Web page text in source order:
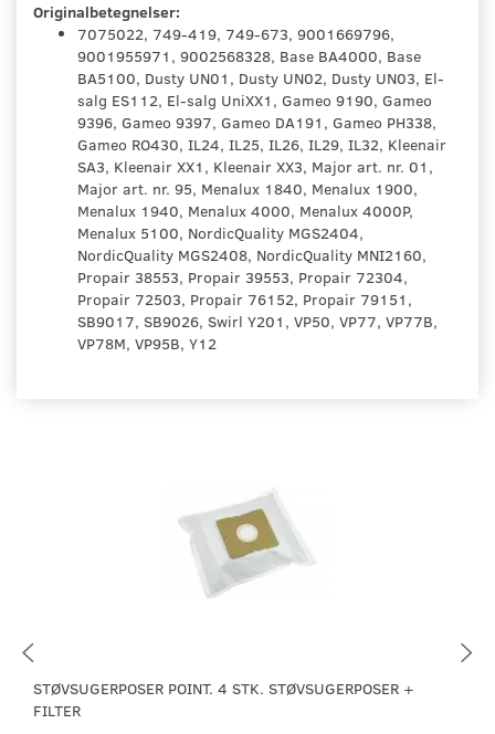
Originalbetegnelser:
7075022, 749-419, 749-673, 9001669796,
9001955971, 9002568328, Base BA4000, Base
BA5100, Dusty UN01, Dusty UN02, Dusty UN03, El-
salg ES112, El-salg UniXX1, Gameo 9190, Gameo
9396, Gameo 9397, Gameo DA191, Gameo PH338,
Gameo RO430, IL24, IL25, IL26, IL29, IL32, Kleenair
SA3, Kleenair XX1, Kleenair XX3, Major art. nr. 01,
Major art. nr. 95, Menalux 1840, Menalux 1900,
Menalux 1940, Menalux 4000, Menalux 4000P,
Menalux 5100, NordicQuality MGS2404,
NordicQuality MGS2408, NordicQuality MNI2160,
Propair 38553, Propair 39553, Propair 72304,
Propair 72503, Propair 76152, Propair 79151,
SB9017, SB9026, Swirl Y201, VP50, VP77, VP77B,
VP78M, VP95B, Y12
STØVSUGERPOSER POINT. 4 STK. STØVSUGERPOSER +
FILTER